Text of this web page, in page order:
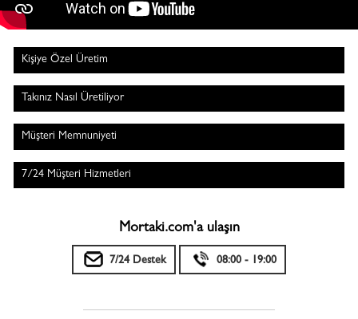
Kişiye Özel Üretim
Takınız Nasıl Üretiliyor
Müşteri Memnuniyeti
7/24 Müşteri Hizmetleri
Mortaki.com'a ulaşın
7/24 Destek 08:00 - 19:00